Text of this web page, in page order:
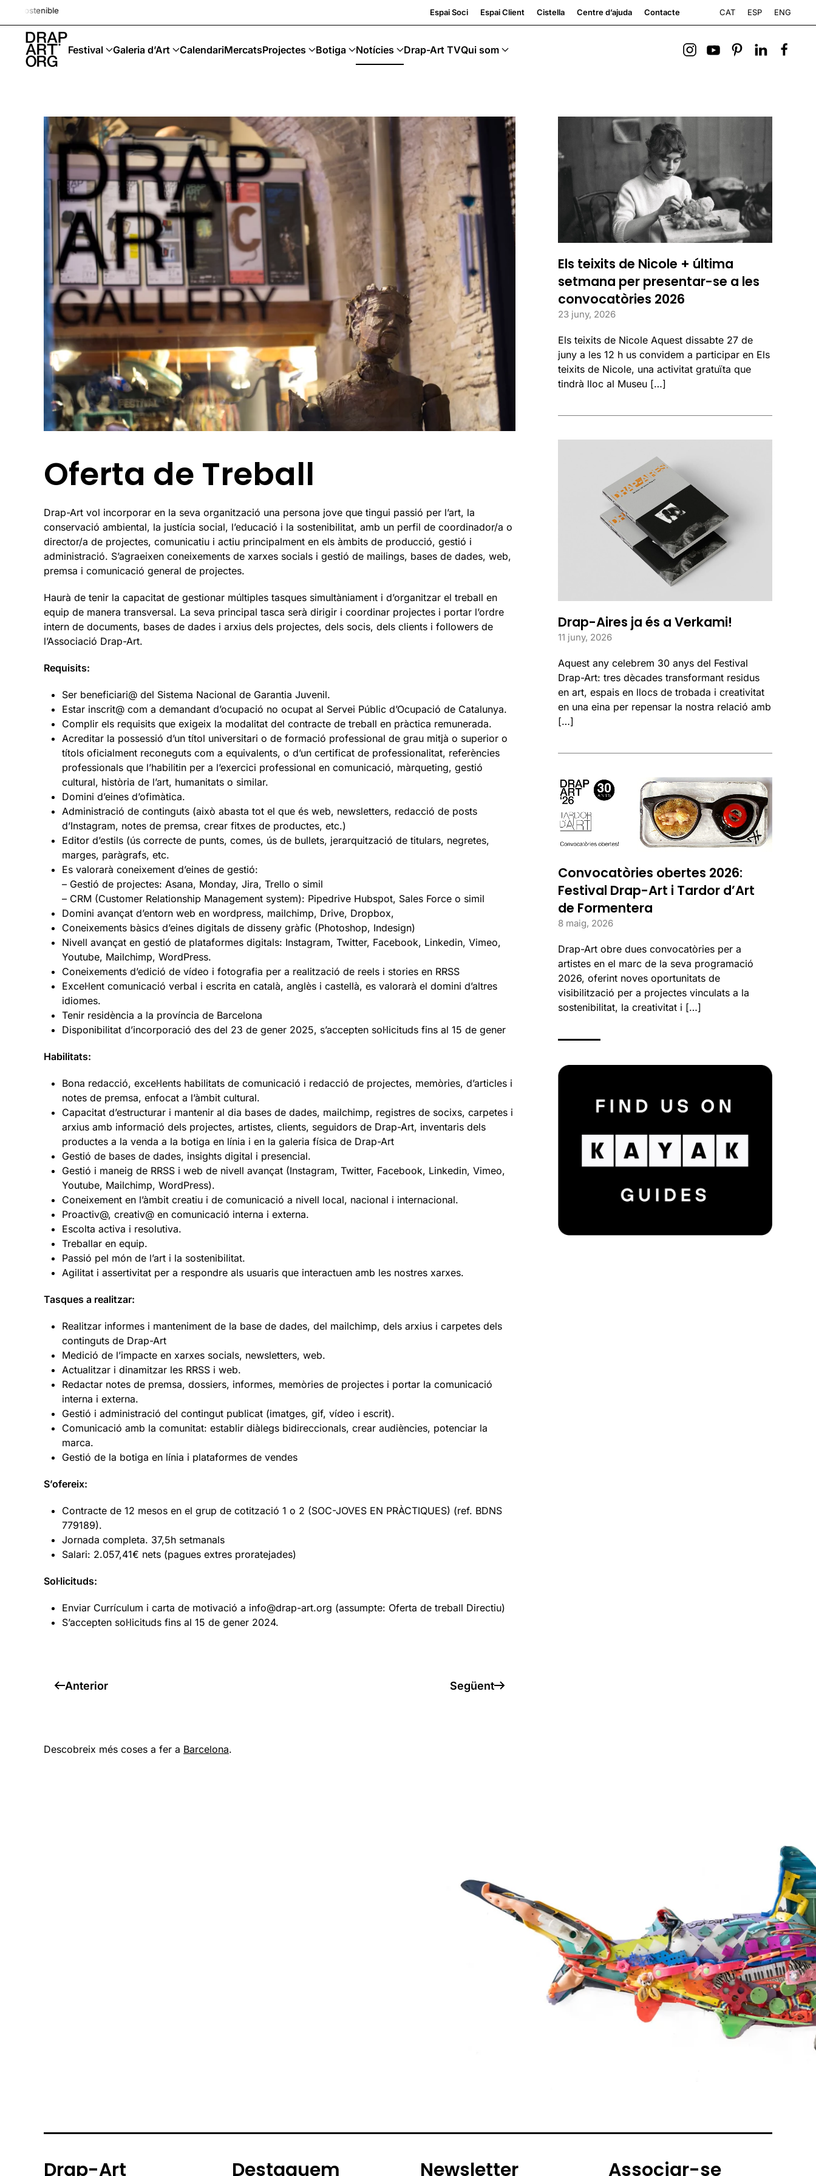
Skip to main content
Espai Soci Espai Client Cistella Centre d’ajuda Contacte CAT ESP ENG
Festival Galeria d’Art CalendariMercatsProjectes Botiga Notícies Drap-Art TVQui som
Oferta de Treball
Drap-Art vol incorporar en la seva organització una persona jove que tingui passió per l’art, la
conservació ambiental, la justícia social, l’educació i la sostenibilitat, amb un perfil de coordinador/a o
director/a de projectes, comunicatiu i actiu principalment en els àmbits de producció, gestió i
administració. S’agraeixen coneixements de xarxes socials i gestió de mailings, bases de dades, web,
premsa i comunicació general de projectes.
Haurà de tenir la capacitat de gestionar múltiples tasques simultàniament i d’organitzar el treball en
equip de manera transversal. La seva principal tasca serà dirigir i coordinar projectes i portar l’ordre
intern de documents, bases de dades i arxius dels projectes, dels socis, dels clients i followers de
l’Associació Drap-Art.
Requisits:
Ser beneficiari@ del Sistema Nacional de Garantia Juvenil.
Estar inscrit@ com a demandant d’ocupació no ocupat al Servei Públic d’Ocupació de Catalunya.
Complir els requisits que exigeix la modalitat del contracte de treball en pràctica remunerada.
Acreditar la possessió d’un títol universitari o de formació professional de grau mitjà o superior o
títols oficialment reconeguts com a equivalents, o d’un certificat de professionalitat, referències
professionals que l’habilitin per a l’exercici professional en comunicació, màrqueting, gestió
cultural, història de l’art, humanitats o similar.
Domini d’eines d’ofimàtica.
Administració de continguts (això abasta tot el que és web, newsletters, redacció de posts
d’Instagram, notes de premsa, crear fitxes de productes, etc.)
Editor d’estils (ús correcte de punts, comes, ús de bullets, jerarquització de titulars, negretes,
marges, paràgrafs, etc.
Es valorarà coneixement d’eines de gestió:
– Gestió de projectes: Asana, Monday, Jira, Trello o simil
– CRM (Customer Relationship Management system): Pipedrive Hubspot, Sales Force o simil
Domini avançat d’entorn web en wordpress, mailchimp, Drive, Dropbox,
Coneixements bàsics d’eines digitals de disseny gràfic (Photoshop, Indesign)
Nivell avançat en gestió de plataformes digitals: Instagram, Twitter, Facebook, Linkedin, Vimeo,
Youtube, Mailchimp, WordPress.
Coneixements d’edició de vídeo i fotografia per a realització de reels i stories en RRSS
Excel·lent comunicació verbal i escrita en català, anglès i castellà, es valorarà el domini d’altres
idiomes.
Tenir residència a la província de Barcelona
Disponibilitat d’incorporació des del 23 de gener 2025, s’accepten sol·licituds fins al 15 de gener
Habilitats:
Bona redacció, excel·lents habilitats de comunicació i redacció de projectes, memòries, d’articles i
notes de premsa, enfocat a l’àmbit cultural.
Capacitat d’estructurar i mantenir al dia bases de dades, mailchimp, registres de socixs, carpetes i
arxius amb informació dels projectes, artistes, clients, seguidors de Drap-Art, inventaris dels
productes a la venda a la botiga en línia i en la galeria física de Drap-Art
Gestió de bases de dades, insights digital i presencial.
Gestió i maneig de RRSS i web de nivell avançat (Instagram, Twitter, Facebook, Linkedin, Vimeo,
Youtube, Mailchimp, WordPress).
Coneixement en l’àmbit creatiu i de comunicació a nivell local, nacional i internacional.
Proactiv@, creativ@ en comunicació interna i externa.
Escolta activa i resolutiva.
Treballar en equip.
Passió pel món de l’art i la sostenibilitat.
Agilitat i assertivitat per a respondre als usuaris que interactuen amb les nostres xarxes.
Tasques a realitzar:
Realitzar informes i manteniment de la base de dades, del mailchimp, dels arxius i carpetes dels
continguts de Drap-Art
Medició de l’impacte en xarxes socials, newsletters, web.
Actualitzar i dinamitzar les RRSS i web.
Redactar notes de premsa, dossiers, informes, memòries de projectes i portar la comunicació
interna i externa.
Gestió i administració del contingut publicat (imatges, gif, vídeo i escrit).
Comunicació amb la comunitat: establir diàlegs bidireccionals, crear audiències, potenciar la
marca.
Gestió de la botiga en línia i plataformes de vendes
S’ofereix:
Contracte de 12 mesos en el grup de cotització 1 o 2 (SOC-JOVES EN PRÀCTIQUES) (ref. BDNS
779189).
Jornada completa. 37,5h setmanals
Salari: 2.057,41€ nets (pagues extres proratejades)
Sol·licituds:
Enviar Currículum i carta de motivació a info@drap-art.org (assumpte: Oferta de treball Directiu)
S’accepten sol·licituds fins al 15 de gener 2024.
Anterior Següent
Els teixits de Nicole + última
setmana per presentar-se a les
convocatòries 2026
23 juny, 2026
Els teixits de Nicole Aquest dissabte 27 de
juny a les 12 h us convidem a participar en Els
teixits de Nicole, una activitat gratuïta que
tindrà lloc al Museu […]
Drap-Aires ja és a Verkami!
11 juny, 2026
Aquest any celebrem 30 anys del Festival
Drap-Art: tres dècades transformant residus
en art, espais en llocs de trobada i creativitat
en una eina per repensar la nostra relació amb
[…]
Convocatòries obertes 2026:
Festival Drap-Art i Tardor d’Art
de Formentera
8 maig, 2026
Drap-Art obre dues convocatòries per a
artistes en el marc de la seva programació
2026, oferint noves oportunitats de
visibilització per a projectes vinculats a la
sostenibilitat, la creativitat i […]
Descobreix més coses a fer a Barcelona.
Drap-Art Destaquem Newsletter Associar-se